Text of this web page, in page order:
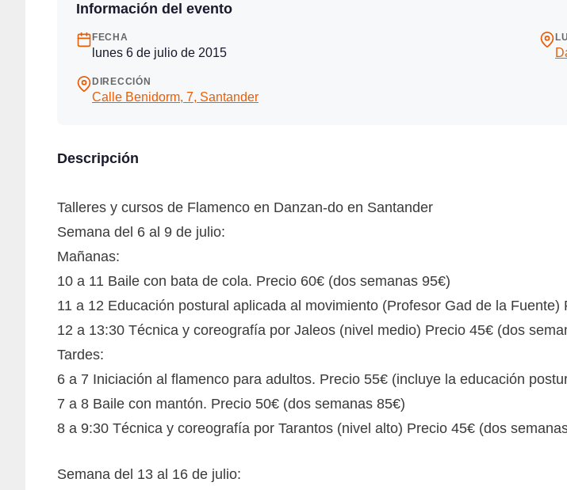
Información del evento
FECHA
lunes 6 de julio de 2015
DIRECCIÓN
Calle Benidorm, 7, Santander
Descripción
Talleres y cursos de Flamenco en Danzan-do en Santander
Semana del 6 al 9 de julio:
Mañanas:
10 a 11 Baile con bata de cola. Precio 60€ (dos semanas 95€)
11 a 12 Educación postural aplicada al movimiento (Profesor Gad de la
12 a 13:30 Técnica y coreografía por Jaleos (nivel medio) Precio 45€ (dos
Tardes:
6 a 7 Iniciación al flamenco para adultos. Precio 55€ (incluye la educación
7 a 8 Baile con mantón. Precio 50€ (dos semanas 85€)
8 a 9:30 Técnica y coreografía por Tarantos (nivel alto) Precio 45€ (dos
Semana del 13 al 16 de julio: